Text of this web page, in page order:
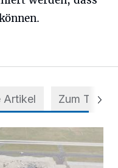
Artikel Zum Thema
Anbietern